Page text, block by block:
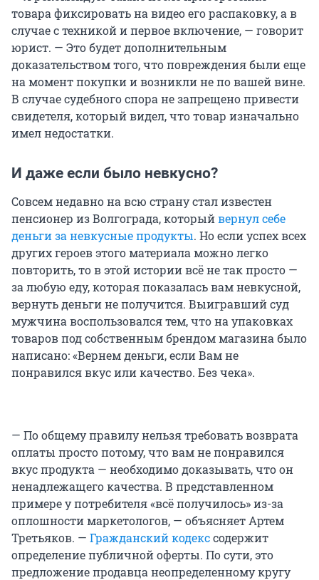
товара фиксировать на видео его распаковку, а в
случае с техникой и первое включение, — говорит
юрист. — Это будет дополнительным
доказательством того, что повреждения были еще
на момент покупки и возникли не по вашей вине.
В случае судебного спора не запрещено привести
свидетеля, который видел, что товар изначально
имел недостатки.
И даже если было невкусно?
Совсем недавно на всю страну стал известен
пенсионер из Волгограда, которыйвернул себе
деньги за невкусные продукты. Но если успех всех
других героев этого материала можно легко
повторить, то в этой истории всё не так просто —
за любую еду, которая показалась вам невкусной,
вернуть деньги не получится. Выигравший суд
мужчина воспользовался тем, что на упаковках
товаров под собственным брендом магазина было
написано: «Вернем деньги, если Вам не
понравился вкус или качество. Без чека».
— По общему правилу нельзя требовать возврата
оплаты просто потому, что вам не понравился
вкус продукта — необходимо доказывать, что он
ненадлежащего качества. В представленном
примере у потребителя «всё получилось» из-за
оплошности маркетологов, — объясняет Артем
Третьяков. — Гражданский кодекссодержит
определение публичной оферты. По сути, это
предложение продавца неопределенному кругу